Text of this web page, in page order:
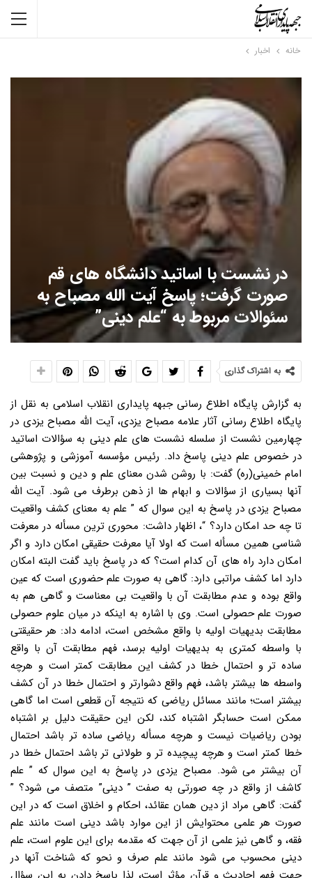
خانه اخبار
در نشست با اساتید دانشگاه های قم
صورت گرفت؛ پاسخ آیت الله مصباح به
سئوالات مربوط به “علم دینی”
به اشتراک گذاری
به گزارش پایگاه اطلاع رسانی جبهه پایداری انقلاب اسلامی به نقل از
پایگاه اطلاع رسانی آثار علامه مصباح یزدی، آیت الله مصباح یزدی در
چهارمین نشست از سلسله نشست های علم دینی به سؤالات اساتید
در خصوص علم دینی پاسخ داد. رئیس مؤسسه آموزشی و پژوهشی
امام خمینی(ره) گفت: با روشن شدن معنای علم و دین و نسبت بین
آنها بسیاری از سؤالات و ابهام ها از ذهن برطرف می شود. آیت الله
مصباح یزدی در پاسخ به این سوال که ” علم به معنای کشف واقعیت
تا چه حد امکان دارد؟ “، اظهار داشت: محوری ترین مسأله در معرفت
شناسی همین مسأله است که اولا آیا معرفت حقیقی امکان دارد و اگر
امکان دارد راه های آن کدام است؟ که در پاسخ باید گفت البته امکان
دارد اما کشف مراتبی دارد: گاهی به صورت علم حضوری است که عین
واقع بوده و عدم مطابقت آن با واقعیت بی معناست و گاهی هم به
صورت علم حصولی است. وی با اشاره به اینکه در میان علوم حصولی
مطابقت بدیهیات اولیه با واقع مشخص است، ادامه داد: هر حقیقتی
با واسطه کمتری به بدیهیات اولیه برسد، فهم مطابقت آن با واقع
ساده تر و احتمال خطا در کشف این مطابقت کمتر است و هرچه
واسطه ها بیشتر باشد، فهم واقع دشوارتر و احتمال خطا در آن کشف
بیشتر است؛ مانند مسائل ریاضی که نتیجه آن قطعی است اما گاهی
ممکن است حسابگر اشتباه کند، لکن این حقیقت دلیل بر اشتباه
بودن ریاضیات نیست و هرچه مسأله ریاضی ساده تر باشد احتمال
خطا کمتر است و هرچه پیچیده تر و طولانی تر باشد احتمال خطا در
آن بیشتر می شود. مصباح یزدی در پاسخ به این سوال که ” علم
کاشف از واقع در چه صورتی به صفت ” دینی” متصف می شود؟ ”
گفت: گاهی مراد از دین همان عقائد، احکام و اخلاق است که در این
صورت هر علمی محتوایش از این موارد باشد دینی است مانند علم
فقه، و گاهی نیز علمی از آن جهت که مقدمه برای این علوم است، علم
دینی محسوب می شود مانند علم صرف و نحو که شناخت آنها در